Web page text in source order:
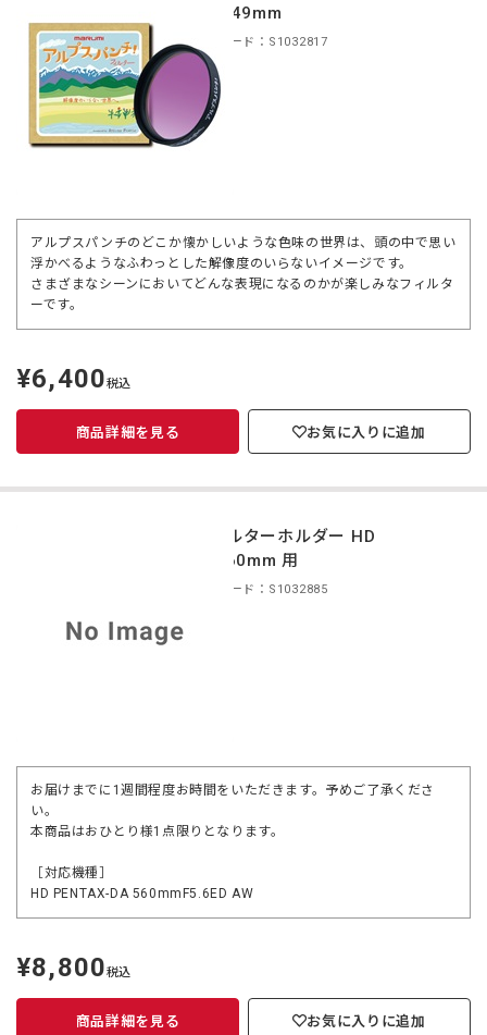
ター 49mm
商品コード：S1032817
アルプスパンチのどこか懐かしいような色味の世界は、頭の中で思い
浮かべるようなふわっとした解像度のいらないイメージです。
さまざまなシーンにおいてどんな表現になるのかが楽しみなフィルタ
ーです。
定
価
¥6,400税込
商品詳細を見る お気に入りに追加
フィルターホルダー HD
DA560mm 用
商品コード：S1032885
お届けまでに1週間程度お時間をいただきます。予めご了承くださ
い。
本商品はおひとり様1点限りとなります。
［対応機種］
HD PENTAX-DA 560mmF5.6ED AW
定
価
¥8,800税込
商品詳細を見る お気に入りに追加